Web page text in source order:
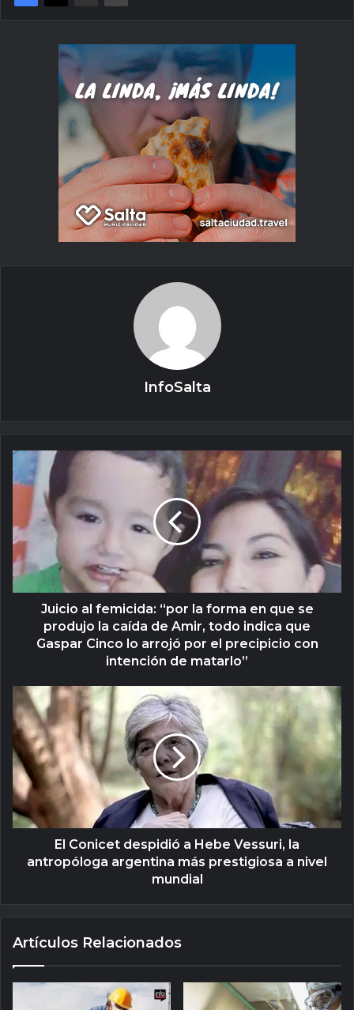
InfoSalta
Juicio al femicida: “por la forma en que se
produjo la caída de Amir, todo indica que
Gaspar Cinco lo arrojó por el precipicio con
intención de matarlo”
El Conicet despidió a Hebe Vessuri, la
antropóloga argentina más prestigiosa a nivel
mundial
Artículos Relacionados